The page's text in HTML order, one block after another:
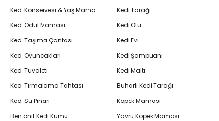
Kedi Konservesi & Yaş Mama
Kedi Ödül Maması
Kedi Taşıma Çantası
Kedi Oyuncakları
Kedi Tuvaleti
Kedi Tırmalama Tahtası
Kedi Su Pınarı
Bentonit Kedi Kumu
Kedi Tarağı
Kedi Otu
Kedi Evi
Kedi Şampuanı
Kedi Maltı
Buharlı Kedi Tarağı
Köpek Maması
Yavru Köpek Maması